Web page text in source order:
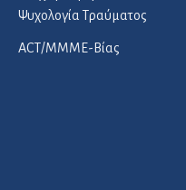
Ψυχολογία Τραύματος
ACT/ΜΜΜΕ-Βίας